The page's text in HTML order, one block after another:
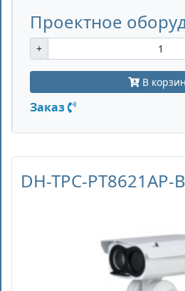
Проектное
+
В
Заказ
DH-TPC-PT8621AP-